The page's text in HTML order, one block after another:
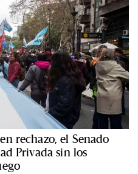
rechazo, el Senado
Privada sin los